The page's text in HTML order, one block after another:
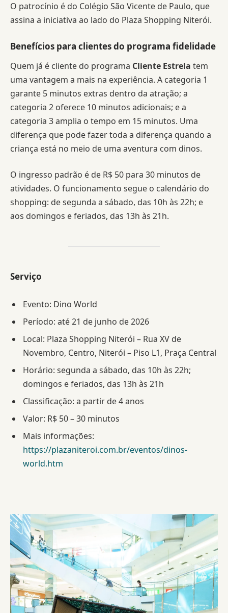
O patrocínio é do Colégio São Vicente de Paulo, que
assina a iniciativa ao lado do Plaza Shopping Niterói.
Benefícios para clientes do programa fidelidade
Quem já é cliente do programa Cliente Estrela tem
uma vantagem a mais na experiência. A categoria 1
garante 5 minutos extras dentro da atração; a
categoria 2 oferece 10 minutos adicionais; e a
categoria 3 amplia o tempo em 15 minutos. Uma
diferença que pode fazer toda a diferença quando a
criança está no meio de uma aventura com dinos.
O ingresso padrão é de R$ 50 para 30 minutos de
atividades. O funcionamento segue o calendário do
shopping: de segunda a sábado, das 10h às 22h; e
aos domingos e feriados, das 13h às 21h.
Serviço
Evento: Dino World
Período: até 21 de junho de 2026
Local: Plaza Shopping Niterói – Rua XV de
Novembro, Centro, Niterói – Piso L1, Praça Central
Horário: segunda a sábado, das 10h às 22h;
domingos e feriados, das 13h às 21h
Classificação: a partir de 4 anos
Valor: R$ 50 – 30 minutos
Mais informações:
https://plazaniteroi.com.br/eventos/dinos-
world.htm